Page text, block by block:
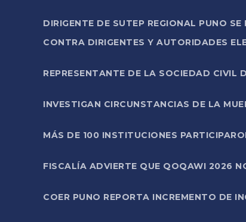
DIRIGENTE DE SUTEP REGIONAL PUNO
CONTRA DIRIGENTES Y AUTORIDADES
REPRESENTANTE DE LA SOCIEDAD CIVIL
INVESTIGAN CIRCUNSTANCIAS DE LA
MÁS DE 100 INSTITUCIONES
FISCALÍA ADVIERTE QUE QOQAWI 2026
COER PUNO REPORTA INCREMENTO DE